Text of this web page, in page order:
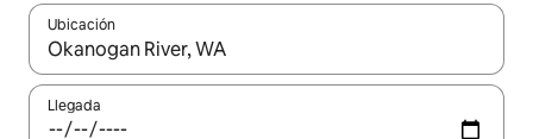
Ubicación
Cuando los resultados estén disponibles, navega con las
Llegada